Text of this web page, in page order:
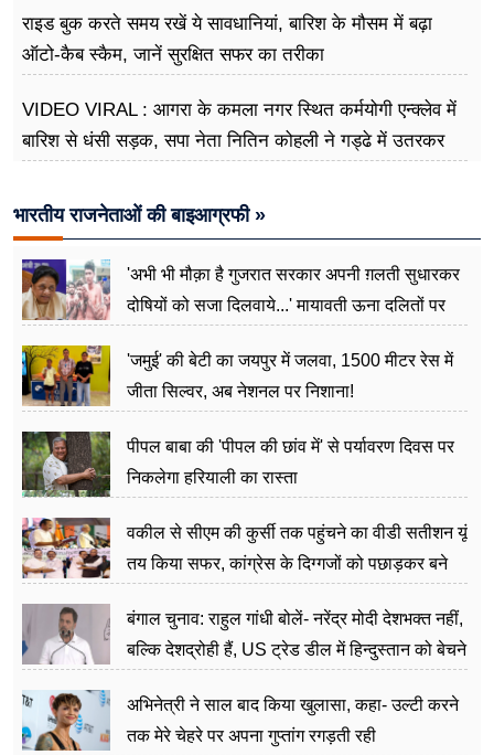
राइड बुक करते समय रखें ये सावधानियां, बारिश के मौसम में बढ़ा
ऑटो-कैब स्कैम, जानें सुरक्षित सफर का तरीका
VIDEO VIRAL : आगरा के कमला नगर स्थित कर्मयोगी एन्क्लेव में
बारिश से धंसी सड़क, सपा नेता नितिन कोहली ने गड्ढे में उतरकर
भारतीय राजनेताओं की बाइआग्रफी »
'अभी भी मौक़ा है गुजरात सरकार अपनी ग़लती सुधारकर
दोषियों को सजा दिलवाये...' मायावती ऊना दलितों पर
'जमुई' की बेटी का जयपुर में जलवा, 1500 मीटर रेस में
जीता सिल्वर, अब नेशनल पर निशाना!
पीपल बाबा की 'पीपल की छांव में' से पर्यावरण दिवस पर
निकलेगा हरियाली का रास्ता
वकील से सीएम की कुर्सी तक पहुंचने का वीडी सतीशन यूं
तय किया सफर, कांग्रेस के दिग्गजों को पछाड़कर बने
बंगाल चुनाव: राहुल गांधी बोलें- नरेंद्र मोदी देशभक्त नहीं,
बल्कि देशद्रोही हैं, US ट्रेड डील में हिन्दुस्तान को बेचने
अभिनेत्री ने साल बाद किया खुलासा, कहा- उल्टी करने
तक मेरे चेहरे पर अपना गुप्तांग रगड़ती रही